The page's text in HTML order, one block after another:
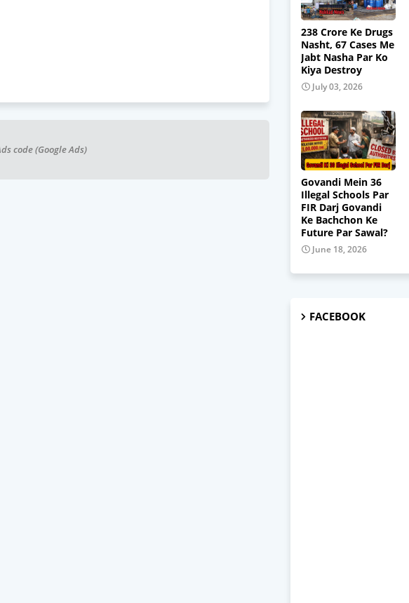
code (Google Ads)
238 Crore Ke Drugs
Nasht, 67 Cases Me
Jabt Nasha Par Ko
Kiya Destroy
July 03, 2026
Govandi Mein 36
Illegal Schools Par
FIR Darj Govandi
Ke Bachchon Ke
Future Par Sawal?
June 18, 2026
FACEBOOK